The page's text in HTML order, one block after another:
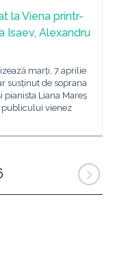
la Viena printr-
Isaev, Alexandru
marți, 7 aprilie
susținut de soprana
pianista Liana Mareș
publicului vienez